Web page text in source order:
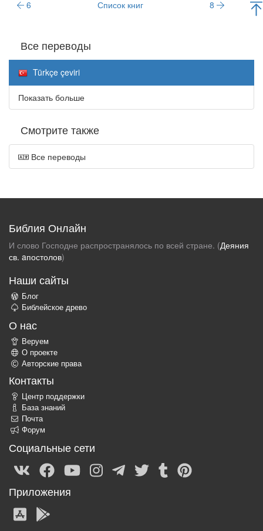
6 Список книг 8
Все переводы
Türkçe çeviri
Показать больше
Смотрите также
Все переводы
Библия Онлайн
И слово Господне распространялось по всей стране. (Деяния
св. aпостолов)
Наши сайты
Блог
Библейское древо
О нас
Веруем
О проекте
Авторские права
Контакты
Центр поддержки
База знаний
Почта
Форум
Социальные сети
Приложения